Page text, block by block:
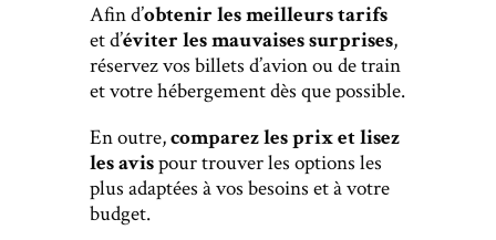
Afin d’obtenir les meilleurs tarifs
et d’éviter les mauvaises surprises,
réservez vos billets d’avion ou de train
et votre hébergement dès que possible.
En outre,comparez les prix et lisez
les avispour trouver les options les
plus adaptées à vos besoins et à votre
budget.